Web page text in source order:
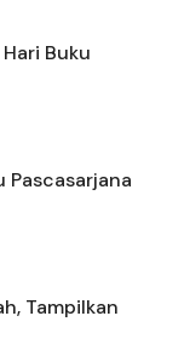
Buku
Pascasarjana
Tampilkan